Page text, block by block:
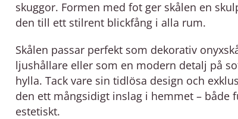
skuggor. Formen med fot ger skålen en
den till ett stilrent blickfång i alla rum.
Skålen passar perfekt som dekorativ
ljushållare eller som en modern detalj på
hylla. Tack vare sin tidlösa design och
den ett mångsidigt inslag i hemmet – både
estetiskt.